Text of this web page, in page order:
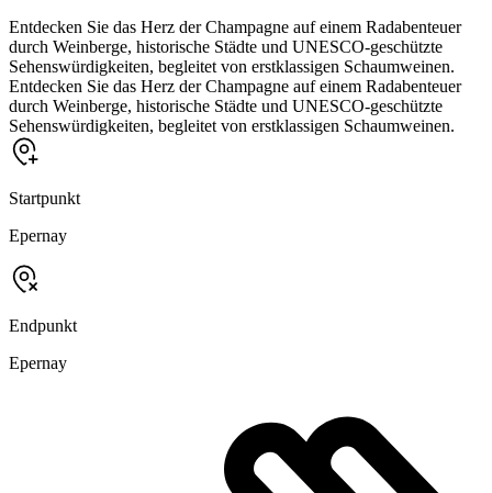
Entdecken Sie das Herz der Champagne auf einem Radabenteuer
durch Weinberge, historische Städte und UNESCO-geschützte
Sehenswürdigkeiten, begleitet von erstklassigen Schaumweinen.
Entdecken Sie das Herz der Champagne auf einem Radabenteuer
durch Weinberge, historische Städte und UNESCO-geschützte
Sehenswürdigkeiten, begleitet von erstklassigen Schaumweinen.
Startpunkt
Epernay
Endpunkt
Epernay